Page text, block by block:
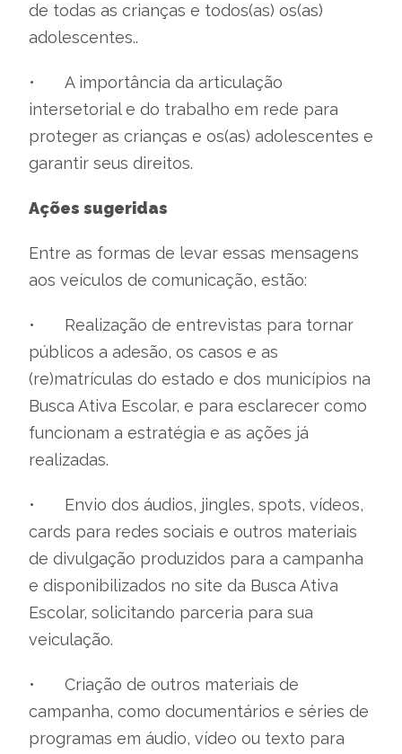
de todas as crianças e todos(as) os(as)
adolescentes..
•
A importância da articulação
intersetorial e do trabalho em rede para
proteger as crianças e os(as) adolescentes e
garantir seus direitos.
Ações sugeridas
Entre as formas de levar essas mensagens
aos veículos de comunicação, estão:
•
Realização de entrevistas para tornar
públicos a adesão, os casos e as
(re)matrículas do estado e dos municípios na
Busca Ativa Escolar, e para esclarecer como
funcionam a estratégia e as ações já
realizadas.
•
Envio dos áudios, jingles, spots, vídeos,
cards para redes sociais e outros materiais
de divulgação produzidos para a campanha
e disponibilizados no site da Busca Ativa
Escolar, solicitando parceria para sua
veiculação.
•
Criação de outros materiais de
campanha, como documentários e séries de
programas em áudio, vídeo ou texto para